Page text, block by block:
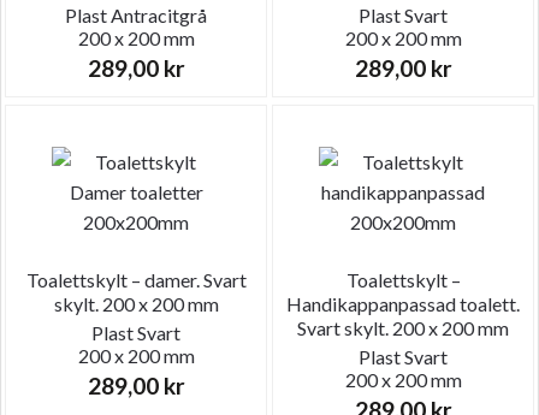
PlastAntracitgrå
200 x 200 mm
289,00 kr
PlastSvart
200 x 200 mm
289,00 kr
Toalettskylt – damer. Svart
skylt. 200 x 200 mm
PlastSvart
200 x 200 mm
289,00 kr
Toalettskylt –
Handikappanpassad toalett.
Svart skylt. 200 x 200 mm
PlastSvart
200 x 200 mm
289,00 kr